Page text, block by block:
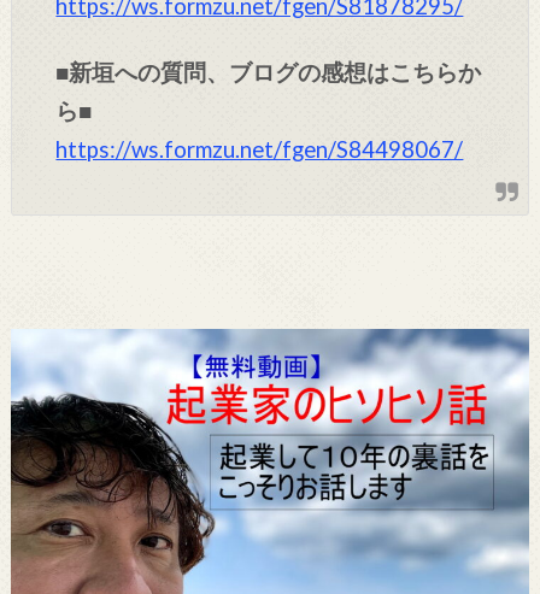
https://ws.formzu.net/fgen/S81878295/
■新垣への質問、ブログの感想はこちらか
ら■
https://ws.formzu.net/fgen/S84498067/